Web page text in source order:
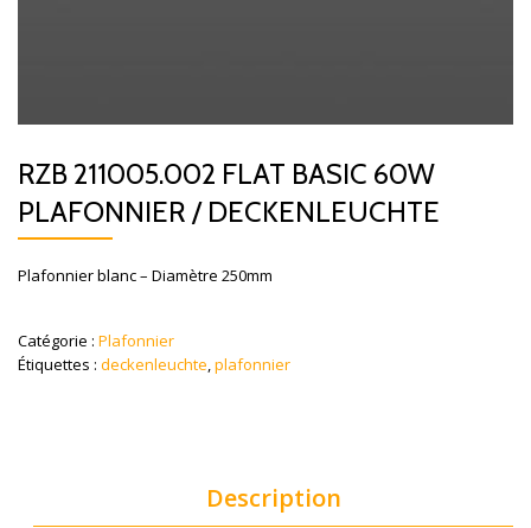
RZB 211005.002 FLAT BASIC 60W
PLAFONNIER / DECKENLEUCHTE
Plafonnier blanc – Diamètre 250mm
Catégorie : Plafonnier
Étiquettes : deckenleuchte,plafonnier
Description